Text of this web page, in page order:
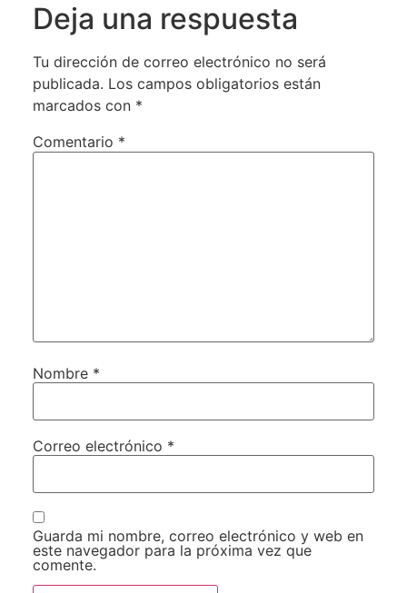
Deja una respuesta
Tu dirección de correo electrónico no será
publicada. Los campos obligatorios están
marcados con *
Comentario *
Nombre *
Correo electrónico *
Guarda mi nombre, correo electrónico y web en
este navegador para la próxima vez que
comente.